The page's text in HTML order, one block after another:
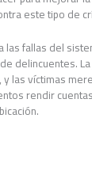
este tipo de
las fallas del
delincuentes.
las víctimas
rendir